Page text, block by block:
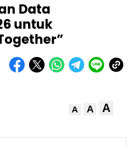
Data
untuk
A A A